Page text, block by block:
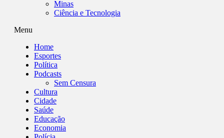
Minas
Ciência e Tecnologia
Menu
Home
Esportes
Política
Podcasts
Sem Censura
Cultura
Cidade
Saúde
Educação
Economia